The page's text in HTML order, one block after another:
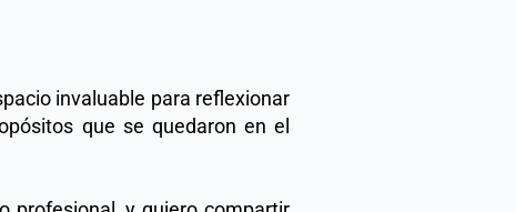
invaluable para reflexionar
que se quedaron en el